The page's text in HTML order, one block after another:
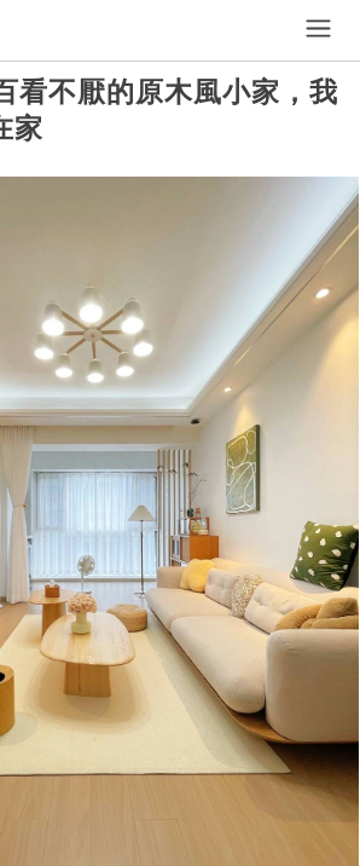
看不厭的原木風小家，我
家